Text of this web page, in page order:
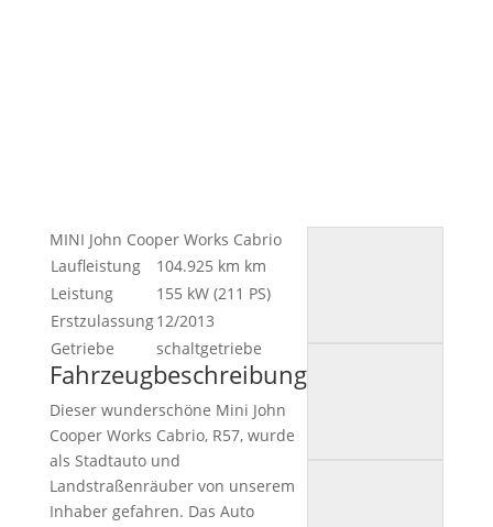
MINI John Cooper Works Cabrio
Laufleistung
104.925 km km
Leistung
155 kW (211 PS)
Erstzulassung12/2013
Getriebe
schaltgetriebe
Fahrzeugbeschreibung
Dieser wunderschöne Mini John
Cooper Works Cabrio, R57, wurde
als Stadtauto und
Landstraßenräuber von unserem
Inhaber gefahren. Das Auto